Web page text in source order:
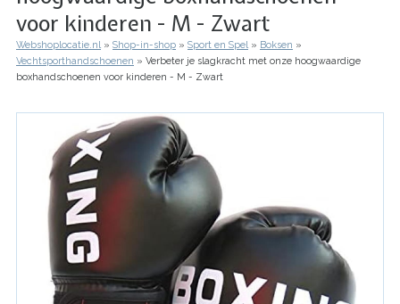
voor kinderen - M - Zwart
Kruimelpad
Webshoplocatie.nl Shop-in-shop Sport en Spel
Boksen
Vechtsporthandschoenen
Verbeter je slagkracht met onze hoogwaardige
boxhandschoenen voor kinderen - M - Zwart